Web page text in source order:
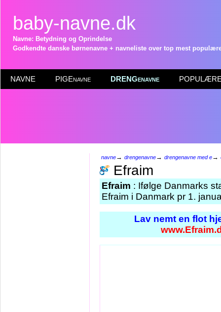
baby-navne.dk
Navne: Betydning og Oprindelse
Godkendte danske børnenavne + navneliste over top mest
NAVNE PIGEnavne DRENGenavne POPULÆRE
navne→ drengenavne→ drengenavne med e→
Efraim
Efraim : Ifølge Danmarks
Efraim i Danmark pr 1.
Lav nemt en flot